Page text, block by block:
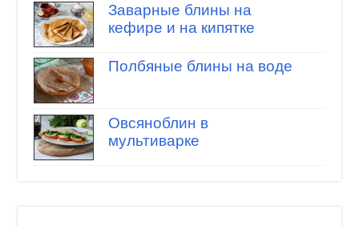
Заварные блины на
кефире и на кипятке
Полбяные блины на воде
Овсяноблин в
мультиварке